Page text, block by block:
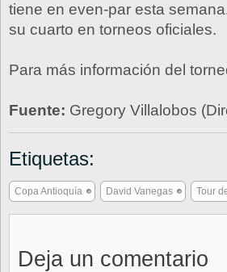
tiene en even-par esta
su cuarto en torneos oficiales.
Para más información del
Fuente: Gregory Villalobos
Etiquetas:
Copa Antioquía David Vanegas Tour
Deja un comentario